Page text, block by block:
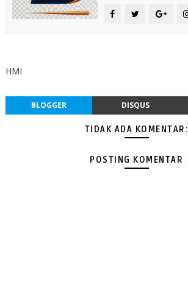
HMI
BLOGGER DISQUS
TIDAK ADA KOMENTAR:
POSTING KOMENTAR